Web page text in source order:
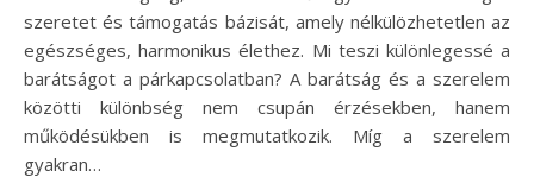
szeretet és támogatás bázisát, amely nélkülözhetetlen az
egészséges, harmonikus élethez. Mi teszi különlegessé a
barátságot a párkapcsolatban? A barátság és a szerelem
közötti különbség nem csupán érzésekben, hanem
működésükben is megmutatkozik. Míg a szerelem
gyakran…